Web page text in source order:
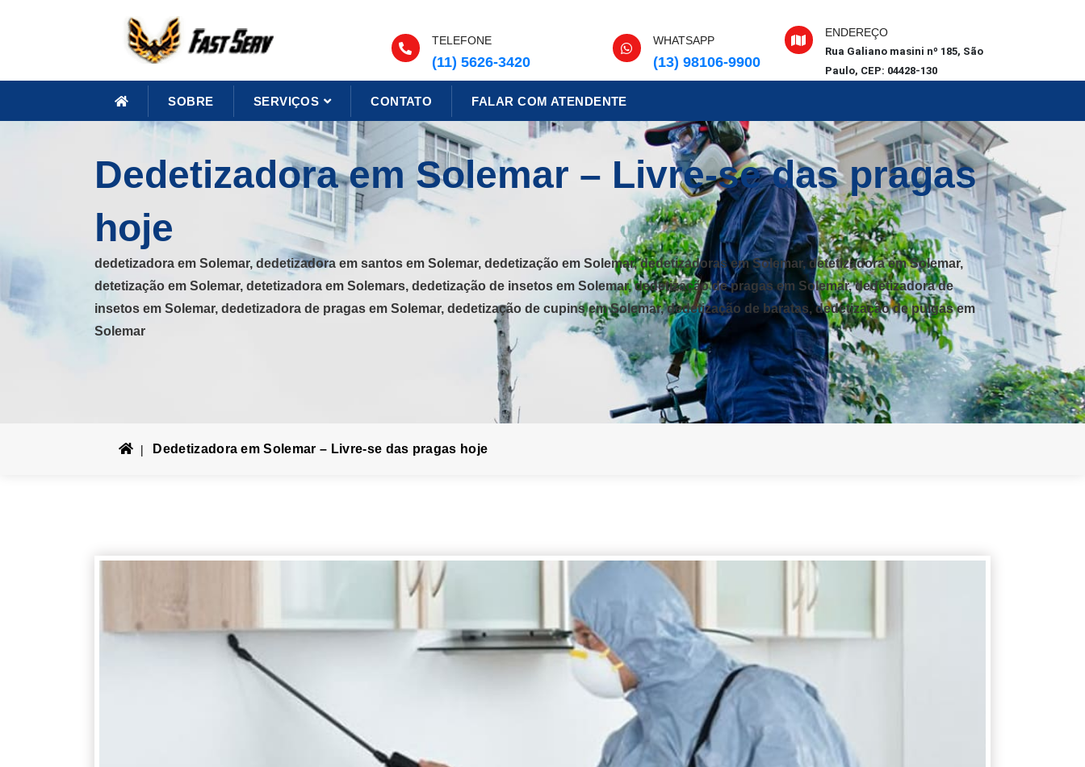
TELEFONE
(11) 5626-3420
WHATSAPP
(13) 98106-9900
ENDEREÇO
Rua Galiano masini nº 185, São
Paulo, CEP: 04428-130
SOBRE SERVIÇOS CONTATO FALAR COM ATENDENTE
Dedetizadora em Solemar – Livre-se das pragas
hoje
dedetizadora em Solemar, dedetizadora em santos em Solemar, dedetização em Solemar, dedetizadoras em Solemar, detetizadora em Solemar,
detetização em Solemar, detetizadora em Solemars, dedetização de insetos em Solemar, dedetização de pragas em Solemar, dedetizadora de
insetos em Solemar, dedetizadora de pragas em Solemar, dedetização de cupins em Solemar, dedetização de baratas, dedetização de pulgas em
Solemar
Dedetizadora em Solemar – Livre-se das pragas hoje